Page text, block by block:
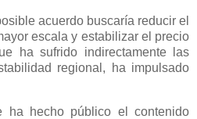
acuerdo buscaría reducir el
escala y estabilizar el precio
ha sufrido indirectamente las
regional, ha impulsado
ha hecho público el contenido